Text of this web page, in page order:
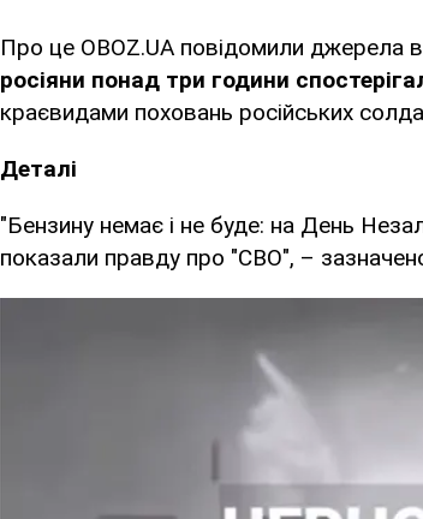
Про це OBOZ.UA повідомили джерела
росіяни понад три години
краєвидами поховань російських
Деталі
"Бензину немає і не буде: на День
показали правду про "СВО", –